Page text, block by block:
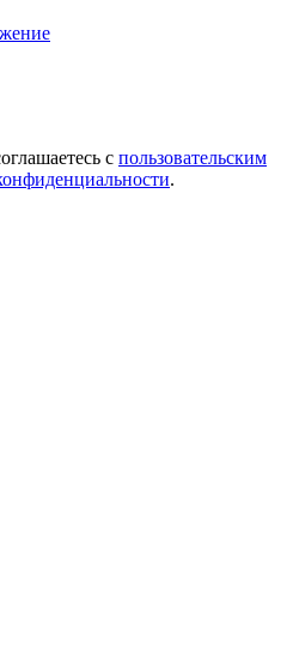
с пользовательским
.